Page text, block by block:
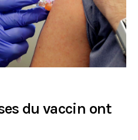
du vaccin ont